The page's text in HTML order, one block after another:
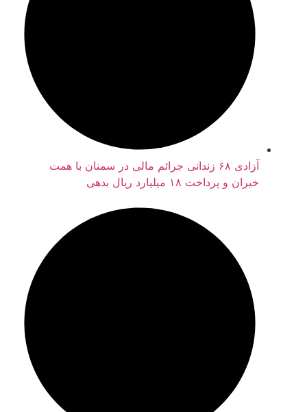
آزادی ۶۸ زندانی جرائم مالی در سمنان با همت
خیران و پرداخت ۱۸ میلیارد ریال بدهی